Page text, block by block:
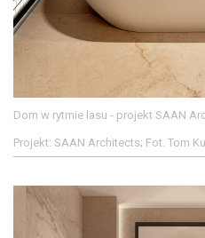
Dom w rytmie lasu - projekt SAAN
Projekt: SAAN Architects; Fot. Tom